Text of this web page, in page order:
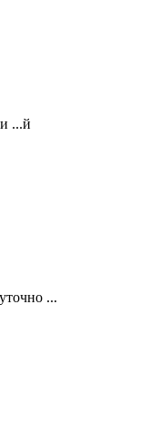
...й
...